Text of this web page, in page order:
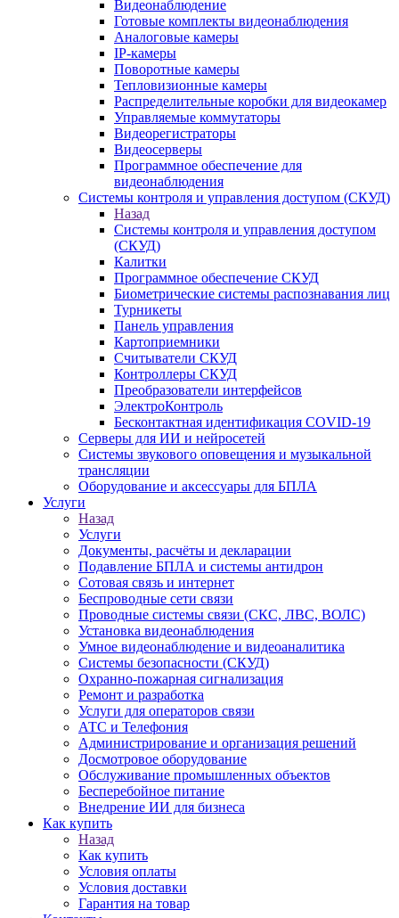
Видеонаблюдение
Готовые комплекты видеонаблюдения
Аналоговые камеры
IP-камеры
Поворотные камеры
Тепловизионные камеры
Распределительные коробки для видеокамер
Управляемые коммутаторы
Видеорегистраторы
Видеосерверы
Программное обеспечение для
видеонаблюдения
Системы контроля и управления доступом (СКУД)
Назад
Системы контроля и управления доступом
(СКУД)
Калитки
Программное обеспечение СКУД
Биометрические системы распознавания лиц
Турникеты
Панель управления
Картоприемники
Считыватели СКУД
Контроллеры СКУД
Преобразователи интерфейсов
ЭлектроКонтроль
Бесконтактная идентификация COVID-19
Серверы для ИИ и нейросетей
Системы звукового оповещения и музыкальной
трансляции
Оборудование и аксессуары для БПЛА
Услуги
Назад
Услуги
Документы, расчёты и декларации
Подавление БПЛА и системы антидрон
Сотовая связь и интернет
Беспроводные сети связи
Проводные системы связи (СКС, ЛВС, ВОЛС)
Установка видеонаблюдения
Умное видеонаблюдение и видеоаналитика
Системы безопасности (СКУД)
Охранно-пожарная сигнализация
Ремонт и разработка
Услуги для операторов связи
АТС и Телефония
Администрирование и организация решений
Досмотровое оборудование
Обслуживание промышленных объектов
Бесперебойное питание
Внедрение ИИ для бизнеса
Как купить
Назад
Как купить
Условия оплаты
Условия доставки
Гарантия на товар